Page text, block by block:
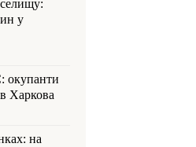
у
окупанти
Харкова
на